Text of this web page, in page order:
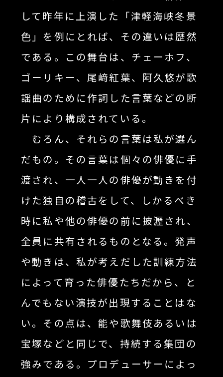
して昨年に上演した「津軽海峡冬景
色」を例にとれば、その違いは歴然
である。この舞台は、チェーホフ、
ゴーリキー、尾﨑紅葉、阿久悠が歌
謡曲のために作詞した言葉などの断
片により構成されている。
むろん、それらの言葉は私が選ん
だもの。その言葉は個々の俳優に手
渡され、一人一人の俳優が動きを付
けた独自の稽古をして、しかるべき
時に私や他の俳優の前に披瀝され、
全員に共有されるものとなる。発声
や動きは、私が考えだした訓練方法
によって育った俳優たちだから、と
んでもない演技が出現することはな
い。その点は、能や歌舞伎あるいは
宝塚などと同じで、持続する集団の
強みである。プロデューサーによっ